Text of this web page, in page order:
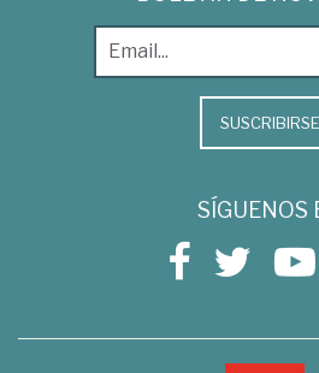
SUSCRIBIRSE
SÍGUENOS